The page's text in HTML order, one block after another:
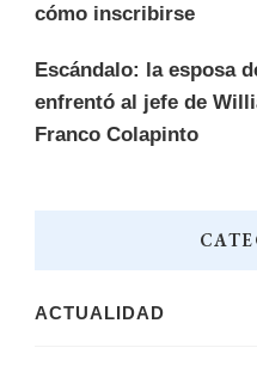
cómo inscribirse
Escándalo: la esposa
enfrentó al jefe de
Franco Colapinto
ACTUALIDAD